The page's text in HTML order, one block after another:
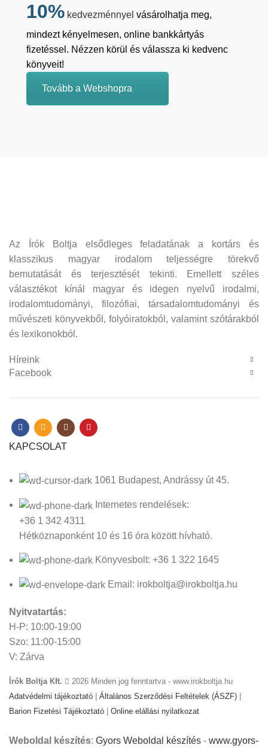
10% kedvezménnyel vásárolhatja meg,
mindezt kényelmesen, online bankkártyás
fizetéssel. Nézzen körül és válassza ki kedvenc
könyveit!
Tovább a Webshopra
Az Írók Boltja elsődleges feladatának a kortárs és
klasszikus magyar irodalom teljességre törekvő
bemutatását és terjesztését tekinti. Emellett széles
választékot kínál magyar és idegen nyelvű irodalmi,
irodalomtudományi, filozófiai, társadalomtudományi és
művészeti könyvekből, folyóiratokból, valamint szótárakból
és lexikonokból.
Híreink
Facebook
KAPCSOLAT
1061 Budapest, Andrássy út 45.
Internetes rendelések:
+36 1 342 4311
Hétköznaponként 10 és 16 óra között hívható.
Könyvesbolt: +36 1 322 1645
Email: irokboltja@irokboltja.hu
Nyitvatartás:
H-P: 10:00-19:00
Szo: 11:00-15:00
V: Zárva
Írók Boltja Kft.
2026 Minden jog fenntartva - www.irokboltja.hu
Adatvédelmi tájékoztató
Általános Szerződési Feltételek (ÁSZF)
Barion Fizetési Tájékoztató
Online elállási nyilatkozat
Weboldal készítés: Gyors Weboldal készítés - www.gyors-